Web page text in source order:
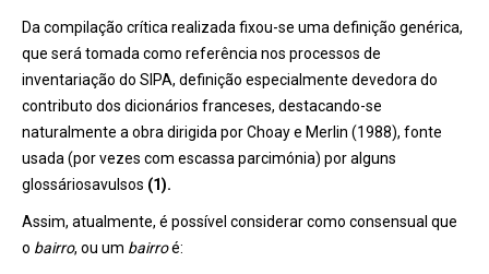
Da compilação crítica realizada fixou-se uma definição genérica,
que será tomada como referência nos processos de
inventariação do SIPA, definição especialmente devedora do
contributo dos dicionários franceses, destacando-se
naturalmente a obra dirigida por Choay e Merlin (1988), fonte
usada (por vezes com escassa parcimónia) por alguns
glossáriosavulsos (1).
Assim, atualmente, é possível considerar como consensual que
o bairro, ou um bairroé: